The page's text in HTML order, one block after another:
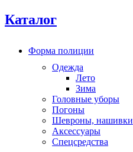
Каталог
Форма полиции
Одежда
Лето
Зима
Головные уборы
Погоны
Шевроны, нашивки
Аксессуары
Спецсредства